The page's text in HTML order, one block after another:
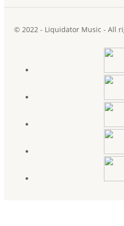
© 2022 - Liquidator Music - All